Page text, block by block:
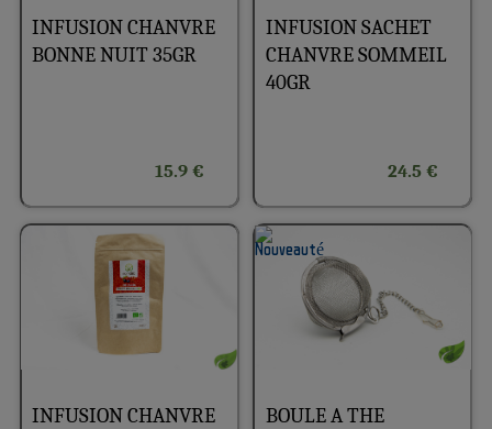
INFUSION CHANVRE
BONNE NUIT 35GR
15.9 €
INFUSION SACHET
CHANVRE SOMMEIL
40GR
24.5 €
INFUSION CHANVRE
BOULE A THE